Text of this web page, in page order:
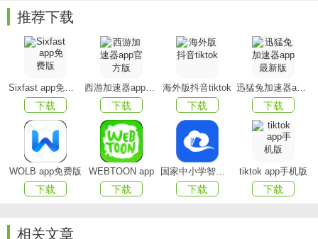
水滴直播app亮点
1.看直播,随时随地拿出手机就能看心仪女神在线视频才
艺秀
2.听音乐,当下最流行歌曲随意听,更能点唱自己喜欢的歌
3.享畅聊,免费即时沟通,支持一对一、一对多、悄悄话
4.玩游戏,急速拼图考验你的智力与技巧
5.表爱慕,免费么么、送特效礼物、做管理、做粉丝
水滴直播平台特色
推荐下载
Sixfast app免费版
下载
西游加速器app官方版
下载
海外版抖音tiktok
下载
迅猛兔加速器app最新版
下载
WOLB app免费版
下载
WEBTOON app
下载
国家中小学智慧教育平台app(智慧中小学)
下载
tiktok app手机版
下载
相关文章